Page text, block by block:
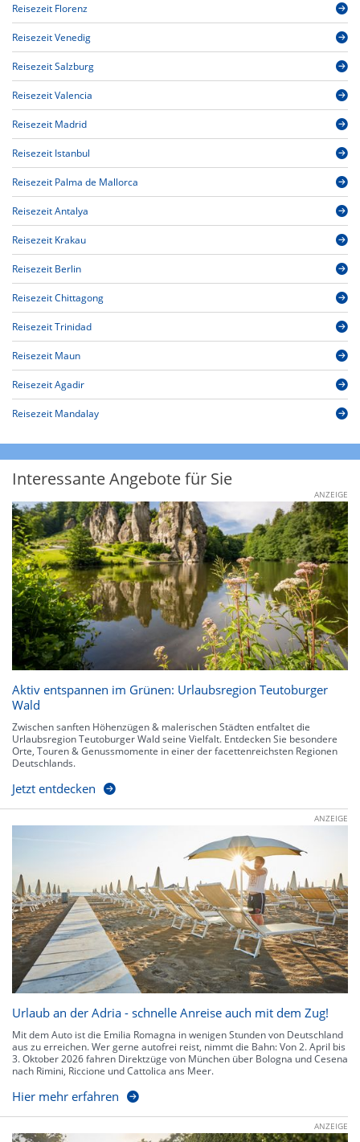
Reisezeit Florenz
Reisezeit Venedig
Reisezeit Salzburg
Reisezeit Valencia
Reisezeit Madrid
Reisezeit Istanbul
Reisezeit Palma de Mallorca
Reisezeit Antalya
Reisezeit Krakau
Reisezeit Berlin
Reisezeit Chittagong
Reisezeit Trinidad
Reisezeit Maun
Reisezeit Agadir
Reisezeit Mandalay
Interessante Angebote für Sie
ANZEIGE
Aktiv entspannen im Grünen: Urlaubsregion Teutoburger
Wald
Zwischen sanften Höhenzügen & malerischen Städten entfaltet die
Urlaubsregion Teutoburger Wald seine Vielfalt. Entdecken Sie besondere
Orte, Touren & Genussmomente in einer der facettenreichsten Regionen
Deutschlands.
Jetzt entdecken
ANZEIGE
Urlaub an der Adria - schnelle Anreise auch mit dem Zug!
Mit dem Auto ist die Emilia Romagna in wenigen Stunden von Deutschland
aus zu erreichen. Wer gerne autofrei reist, nimmt die Bahn: Von 2. April bis
3. Oktober 2026 fahren Direktzüge von München über Bologna und Cesena
nach Rimini, Riccione und Cattolica ans Meer.
Hier mehr erfahren
ANZEIGE